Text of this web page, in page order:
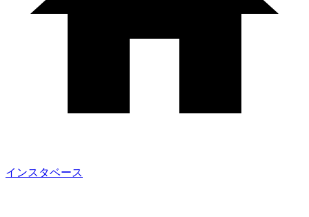
インスタベース